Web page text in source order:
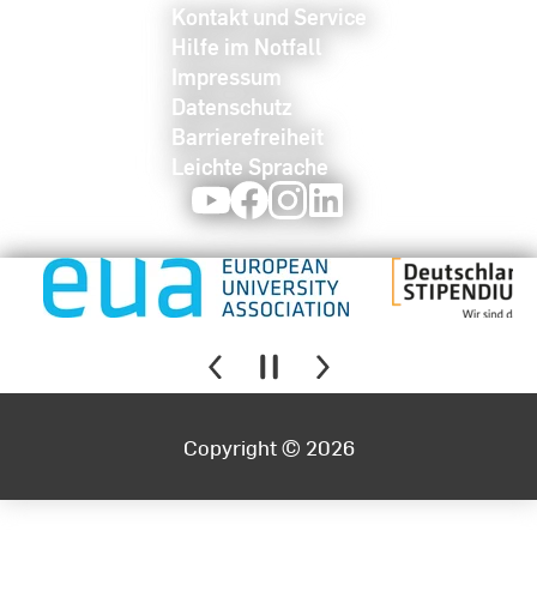
Kontakt und Service
Hilfe im Notfall
Impressum
Datenschutz
Barrierefreiheit
Leichte Sprache
YoutubeFacebookInstagram
Copyright © 2026